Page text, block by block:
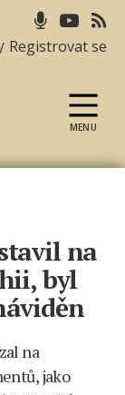
/ Registrovat se
MENU
na
byl
na
jako